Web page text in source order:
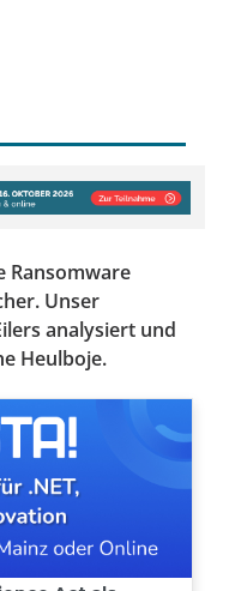
Ransomware
Unser
analysiert und
Heulboje.